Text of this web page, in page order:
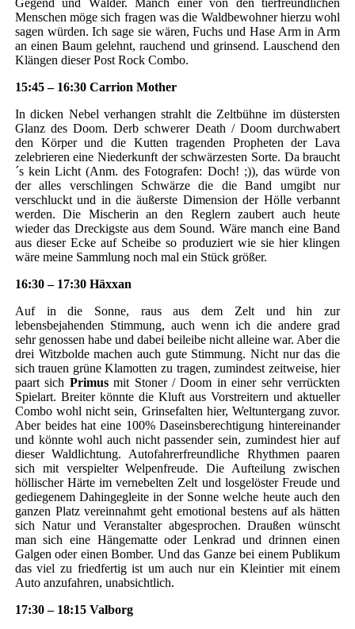
Gegend und Wälder. Manch einer von den tierfreundlichen
Menschen möge sich fragen was die Waldbewohner hierzu wohl
sagen würden. Ich sage sie wären, Fuchs und Hase Arm in Arm
an einen Baum gelehnt, rauchend und grinsend. Lauschend den
Klängen dieser Post Rock Combo.
15:45 – 16:30 Carrion Mother
In dicken Nebel verhangen strahlt die Zeltbühne im düstersten
Glanz des Doom. Derb schwerer Death / Doom durchwabert
den Körper und die Kutten tragenden Propheten der Lava
zelebrieren eine Niederkunft der schwärzesten Sorte. Da braucht
´s kein Licht (Anm. des Fotografen: Doch! ;)), das würde von
der alles verschlingen Schwärze die die Band umgibt nur
verschluckt und in die äußerste Dimension der Hölle verbannt
werden. Die Mischerin an den Reglern zaubert auch heute
wieder das Dreckigste aus dem Sound. Wäre manch eine Band
aus dieser Ecke auf Scheibe so produziert wie sie hier klingen
wäre meine Sammlung noch mal ein Stück größer.
16:30 – 17:30 Häxxan
Auf in die Sonne, raus aus dem Zelt und hin zur
lebensbejahenden Stimmung, auch wenn ich die andere grad
sehr genossen habe und dabei beileibe nicht alleine war. Aber die
drei Witzbolde machen auch gute Stimmung. Nicht nur das die
sich trauen grüne Klamotten zu tragen, zumindest zeitweise, hier
paart sich Primusmit Stoner / Doom in einer sehr verrückten
Spielart. Breiter könnte die Kluft aus Vorstreitern und aktueller
Combo wohl nicht sein, Grinsefalten hier, Weltuntergang zuvor.
Aber beides hat eine 100% Daseinsberechtigung hintereinander
und könnte wohl auch nicht passender sein, zumindest hier auf
dieser Waldlichtung. Autofahrerfreundliche Rhythmen paaren
sich mit verspielter Welpenfreude. Die Aufteilung zwischen
höllischer Härte im vernebelten Zelt und losgelöster Freude und
gediegenem Dahingegleite in der Sonne welche heute auch den
ganzen Platz vereinnahmt geht emotional bestens auf als hätten
sich Natur und Veranstalter abgesprochen. Draußen wünscht
man sich eine Hängematte oder Lenkrad und drinnen einen
Galgen oder einen Bomber. Und das Ganze bei einem Publikum
das viel zu friedfertig ist um auch nur ein Kleintier mit einem
Auto anzufahren, unabsichtlich.
17:30 – 18:15 Valborg